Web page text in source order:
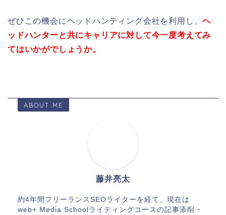
ぜひこの機会にヘッドハンティング会社を利用し、ヘ
ッドハンターと共にキャリアに対して今一度考えてみ
てはいかがでしょうか。
ABOUT ME
藤井亮太
約4年間フリーランスSEOライターを経て、現在は
web+ Media Schoolライティングコースの記事添削・